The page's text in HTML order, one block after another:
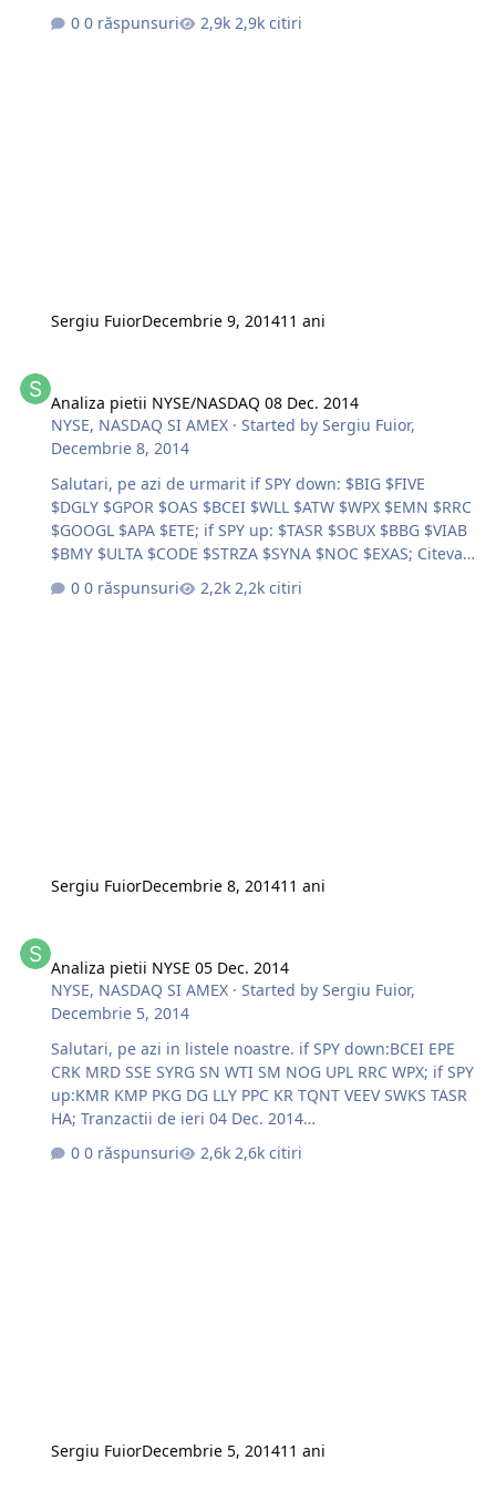
sporita. Pe azi urmarim, if SPY down: SSE SN OAS LNCO
0 răspunsuri 2,9k citiri
Sergiu FuiorDecembrie 9, 201411 ani
Analiza pietii NYSE/NASDAQ 08 Dec. 2014
NYSE, NASDAQ SI AMEX · Started bySergiu Fuior,
Decembrie 8, 2014
Salutari, pe azi de urmarit if SPY down: $BIG $FIVE
$DGLY $GPOR $OAS $BCEI $WLL $ATW $WPX $EMN $RRC
$GOOGL $APA $ETE; if SPY up: $TASR $SBUX $BBG $VIAB
$BMY $ULTA $CODE $STRZA $SYNA $NOC $EXAS; Citeva
http://s22.postimg.org/d4wbjpyt9/image.jpg
0 răspunsuri 2,2k citiri
Sergiu FuiorDecembrie 8, 201411 ani
Analiza pietii NYSE 05 Dec. 2014
NYSE, NASDAQ SI AMEX · Started bySergiu Fuior,
Decembrie 5, 2014
Salutari, pe azi in listele noastre. if SPY down:BCEI EPE
CRK MRD SSE SYRG SN WTI SM NOG UPL RRC WPX; if SPY
up:KMR KMP PKG DG LLY PPC KR TQNT VEEV SWKS TASR
HA; Tranzactii de ieri 04 Dec. 2014
http://s7.postimg.org/c8u57l7jr/image.jpg
http://s9.postimg.org/3qu0tdc5n/image.jpg Succese la
0 răspunsuri 2,6k citiri
Sergiu FuiorDecembrie 5, 201411 ani